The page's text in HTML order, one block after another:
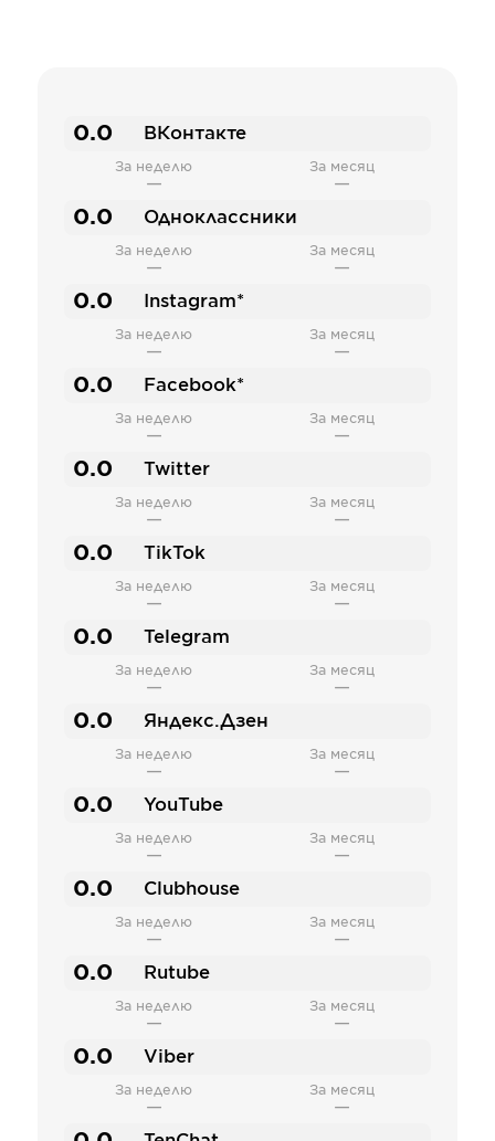
0.0 ВКонтакте
За неделю
—
За месяц
—
0.0 Одноклассники
За неделю
—
За месяц
—
0.0 Instagram*
За неделю
—
За месяц
—
0.0 Facebook*
За неделю
—
За месяц
—
0.0 Twitter
За неделю
—
За месяц
—
0.0 TikTok
За неделю
—
За месяц
—
0.0 Telegram
За неделю
—
За месяц
—
0.0 Яндекс.Дзен
За неделю
—
За месяц
—
0.0 YouTube
За неделю
—
За месяц
—
0.0 Clubhouse
За неделю
—
За месяц
—
0.0 Rutube
За неделю
—
За месяц
—
0.0 Viber
За неделю
—
За месяц
—